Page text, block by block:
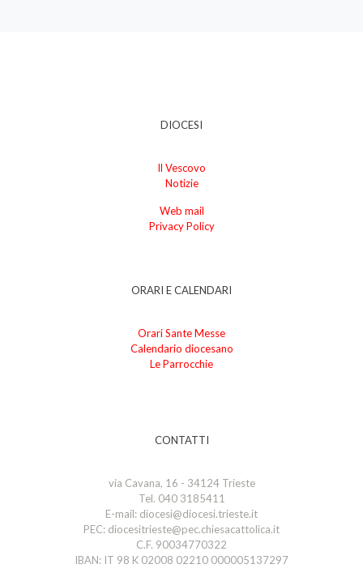
DIOCESI
Il Vescovo
Notizie
Web mail
Privacy Policy
ORARI E CALENDARI
Orari Sante Messe
Calendario diocesano
Le Parrocchie
CONTATTI
via Cavana, 16 - 34124 Trieste
Tel. 040 3185411
E-mail: diocesi@diocesi.trieste.it
PEC: diocesitrieste@pec.chiesacattolica.it
C.F. 90034770322
IBAN: IT 98 K 02008 02210 000005137297